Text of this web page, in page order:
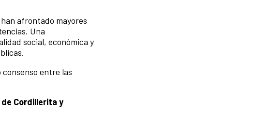
afrontado mayores
Una
social, económica y
entre las
Cordillerita y